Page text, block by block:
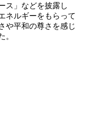
ス」などを披露し
ネルギーをもらって
や平和の尊さを感じ
。